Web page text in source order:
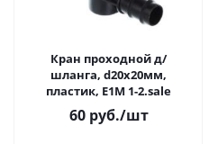
Кран проходной д/
шланга, d20x20мм,
пластик, E1M 1-2.sale
60руб./шт